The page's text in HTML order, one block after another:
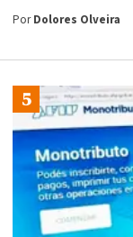
PorDolores Olveira